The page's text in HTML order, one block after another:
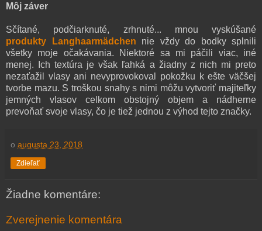
Môj záver
Sčítané, podčiarknuté, zrhnuté... mnou vyskúšané
produkty Langhaarmädchen
nie vždy do bodky splnili
všetky moje očakávania. Niektoré sa mi páčili viac, iné
menej. Ich textúra je však ľahká a žiadny z nich mi preto
nezaťažil vlasy ani nevyprovokoval pokožku k ešte väčšej
tvorbe mazu. S troškou snahy s nimi môžu vytvoriť majiteľky
jemných vlasov celkom obstojný objem a nádherne
prevoňať svoje vlasy, čo je tiež jednou z výhod tejto značky.
o augusta 23, 2018
Zdieľať
Žiadne komentáre:
Zverejnenie komentára